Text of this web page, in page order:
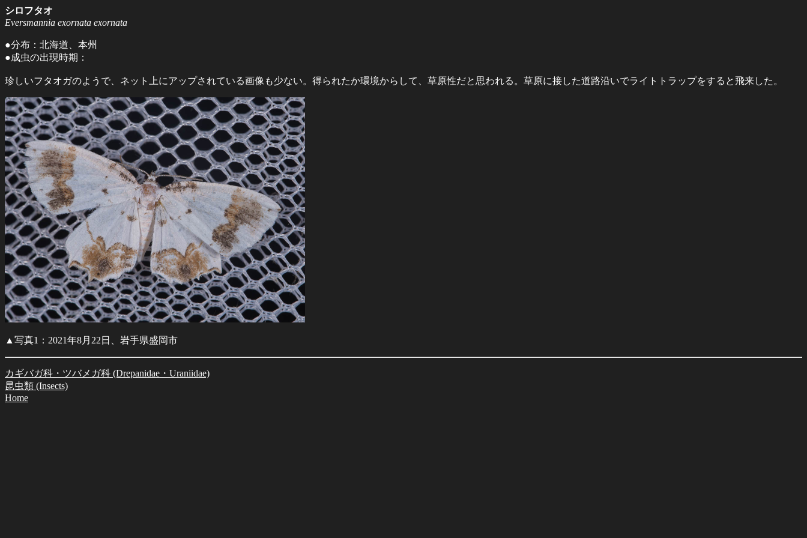
シロフタオ
Eversmannia exornata exornata
●分布：北海道、本州
●成虫の出現時期：
珍しいフタオガのようで、ネット上にアップされている画像も少ない。得られたか環境からして、草原性だと思われる。草原に接した道路沿いでライトトラップをすると飛来した。
▲写真1：2021年8月22日、岩手県盛岡市
カギバガ科・ツバメガ科 (Drepanidae・Uraniidae)
昆虫類 (Insects)
Home